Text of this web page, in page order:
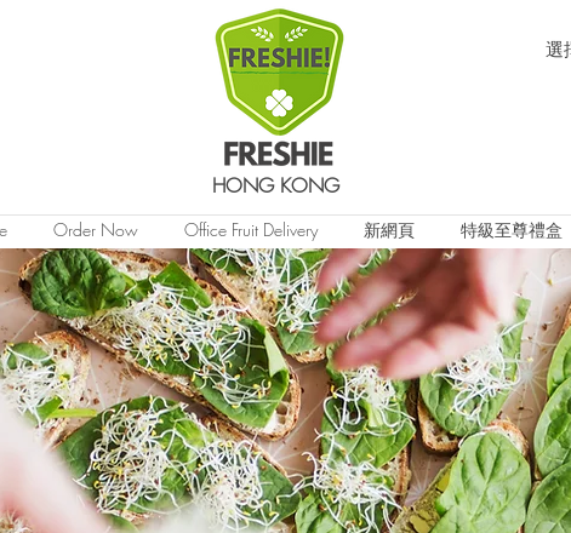
選
HONG KONG
Order Now Office Fruit Delivery 新網頁 特級至尊禮盒